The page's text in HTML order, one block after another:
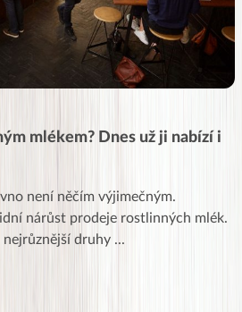
mlékem? Dnes už ji nabízí i
není něčím výjimečným.
nárůst prodeje rostlinných mlék.
druhy ...